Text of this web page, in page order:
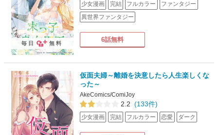
少女漫画 完結 フルカラー
ファンタジー
異世界ファンタジー
6話無料
毎日 無料
仮面夫婦～離婚を決意したら人生楽しくな
った～
AkeComics/ComiJoy
2.2 (133件)
少女漫画 完結 フルカラー 恋愛 ダーク